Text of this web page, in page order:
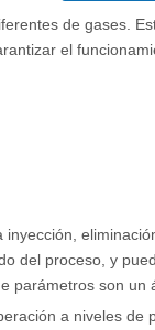
de gases.
el
del proceso, y
son un
a niveles